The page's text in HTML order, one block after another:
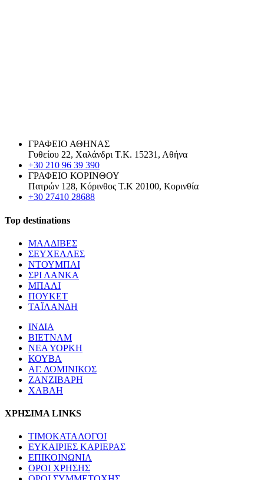
ΓΡΑΦΕΙΟ ΑΘΗΝΑΣ
Γυθείου 22, Χαλάνδρι Τ.Κ. 15231, Αθήνα
+30 210 96 39 390
ΓΡΑΦΕΙΟ ΚΟΡΙΝΘΟΥ
Πατρών 128, Κόρινθος Τ.Κ 20100, Κορινθία
+30 27410 28688
Top destinations
ΜΑΛΔΙΒΕΣ
ΣΕΥΧΕΛΛΕΣ
ΝΤΟΥΜΠΑΙ
ΣΡΙ ΛΑΝΚΑ
ΜΠΑΛΙ
ΠΟΥΚΕΤ
ΤΑΪΛΑΝΔΗ
ΙΝΔΙΑ
ΒΙΕΤΝΑΜ
ΝΕΑ ΥΟΡΚΗ
ΚΟΥΒΑ
ΑΓ. ΔΟΜΙΝΙΚΟΣ
ΖΑΝΖΙΒΑΡΗ
ΧΑΒΑΗ
ΧΡΗΣΙΜΑ LINKS
ΤΙΜΟΚΑΤΑΛΟΓΟΙ
ΕΥΚΑΙΡΙΕΣ ΚΑΡΙΕΡΑΣ
ΕΠΙΚΟΙΝΩΝΙΑ
ΟΡΟΙ ΧΡΗΣΗΣ